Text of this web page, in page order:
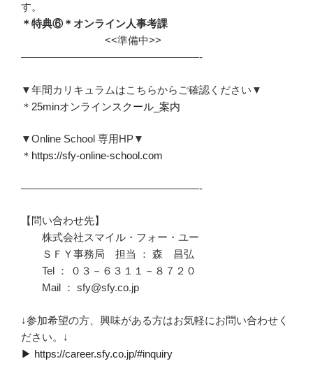
す。
＊特典⑥＊オンライン人事考課
<<準備中>>
—————————————————-
▼年間カリキュラムはこちらからご確認ください▼
＊ 25minオンラインスクール_案内
▼Online School 専用HP▼
＊ https://sfy-online-school.com
—————————————————-
【問い合わせ先】
株式会社スマイル・フォー・ユー
ＳＦＹ事務局 担当 ： 森 昌弘
Tel ： ０３－６３１１－８７２０
Mail ： sfy@sfy.co.jp
↓参加希望の方、興味がある方はお気軽にお問い合わせく
ださい。↓
▶︎ https://career.sfy.co.jp/#inquiry